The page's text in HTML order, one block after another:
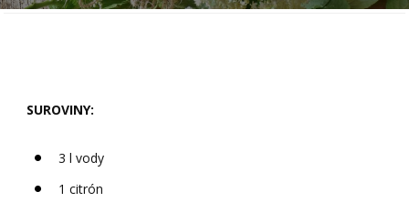
SUROVINY:
3 l vody
1 citrón